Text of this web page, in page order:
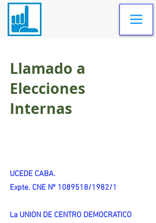
Llamado a
Elecciones
Internas
UCEDE CABA.
Expte. CNE Nº 1089518/1982/1
La UNION DE CENTRO DEMOCRATICO